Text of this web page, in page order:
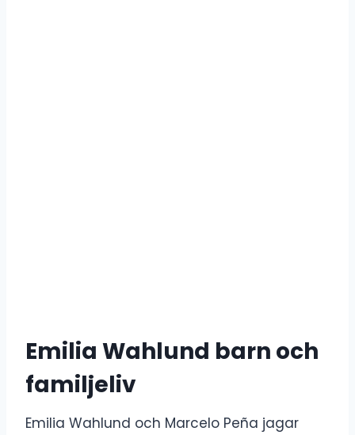
Emilia Wahlund barn och
familjeliv
Emilia Wahlund och Marcelo Peña jagar